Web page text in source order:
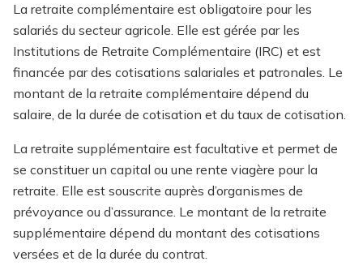
La retraite complémentaire est obligatoire pour les
salariés du secteur agricole. Elle est gérée par les
Institutions de Retraite Complémentaire (IRC) et est
financée par des cotisations salariales et patronales. Le
montant de la retraite complémentaire dépend du
salaire, de la durée de cotisation et du taux de cotisation.
La retraite supplémentaire est facultative et permet de
se constituer un capital ou une rente viagère pour la
retraite. Elle est souscrite auprès d’organismes de
prévoyance ou d’assurance. Le montant de la retraite
supplémentaire dépend du montant des cotisations
versées et de la durée du contrat.